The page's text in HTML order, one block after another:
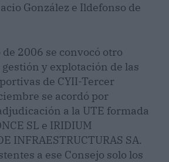
González e Ildefonso de
2006 se convocó otro
y explotación de las
de CYII-Tercer
se acordó por
a la UTE formada
SL e IRIDIUM
INFRAESTRUCTURAS SA.
a ese Consejo solo los